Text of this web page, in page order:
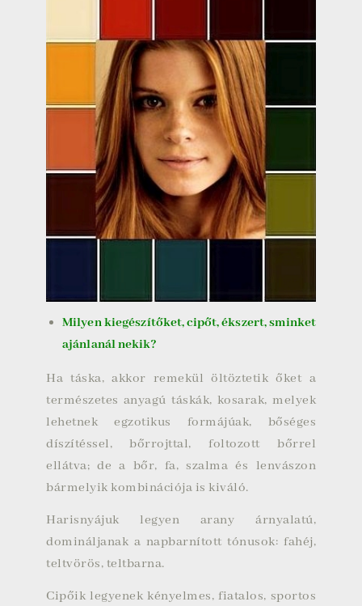
Milyen kiegészítőket, cipőt, ékszert, sminket
ajánlanál nekik?
Ha táska, akkor remekül öltöztetik őket a
természetes anyagú táskák, kosarak, melyek
lehetnek egzotikus formájúak, bőséges
díszítéssel, bőrrojttal, foltozott bőrrel
ellátva; de a bőr, fa, szalma és lenvászon
bármelyik kombinációja is kiváló.
Harisnyájuk legyen arany árnyalatú,
domináljanak a napbarnított tónusok: fahéj,
teltvörös, teltbarna.
Cipőik legyenek kényelmes, fiatalos, sportos